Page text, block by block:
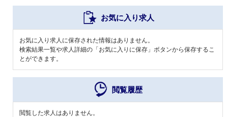
お気に入り求人
お気に入り求人に保存された情報はありません。
検索結果一覧や求人詳細の「お気に入りに保存」ボタンから保存するこ
とができます。
閲覧履歴
閲覧した求人はありません。